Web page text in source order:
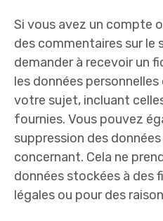
Si vous avez un compte
des commentaires sur le
demander à recevoir un
les données
votre sujet, incluant
fournies. Vous pouvez
suppression des
concernant. Cela ne
données stockées à des
légales ou pour des